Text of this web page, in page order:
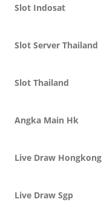
Slot Indosat
Slot Server Thailand
Slot Thailand
Angka Main Hk
Live Draw Hongkong
Live Draw Sgp